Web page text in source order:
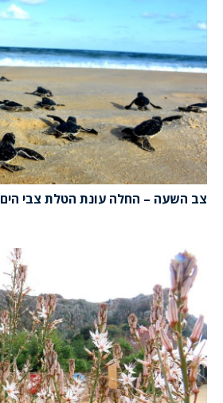
צב השעה – החלה עונת הטלת צבי הים